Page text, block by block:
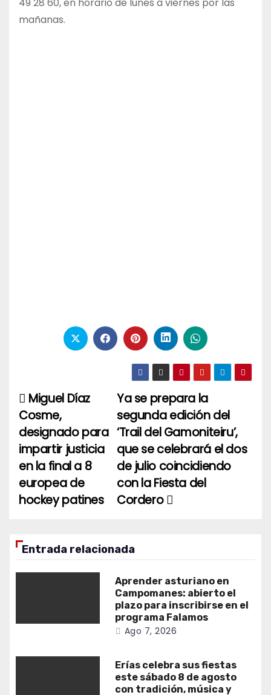
mañanas.
Navegación
de
entradas
Ya se prepara la
segunda edición del
‘Trail del Gamoniteiru’,
que se celebrará el dos
de julio coincidiendo
con la Fiesta del
Cordero
Miguel Díaz
Cosme,
designado para
impartir justicia
en la final a 8
europea de
hockey patines
Entrada relacionada
Aprender asturiano en
Campomanes: abierto el
plazo para inscribirse en el
programa Falamos
Ago 7, 2026
Erías celebra sus fiestas
este sábado 8 de agosto
con tradición, música y